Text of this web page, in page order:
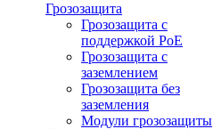
Грозозащита
Грозозащита с
поддержкой PoE
Грозозащита с
заземлением
Грозозащита без
заземления
Модули грозозащиты